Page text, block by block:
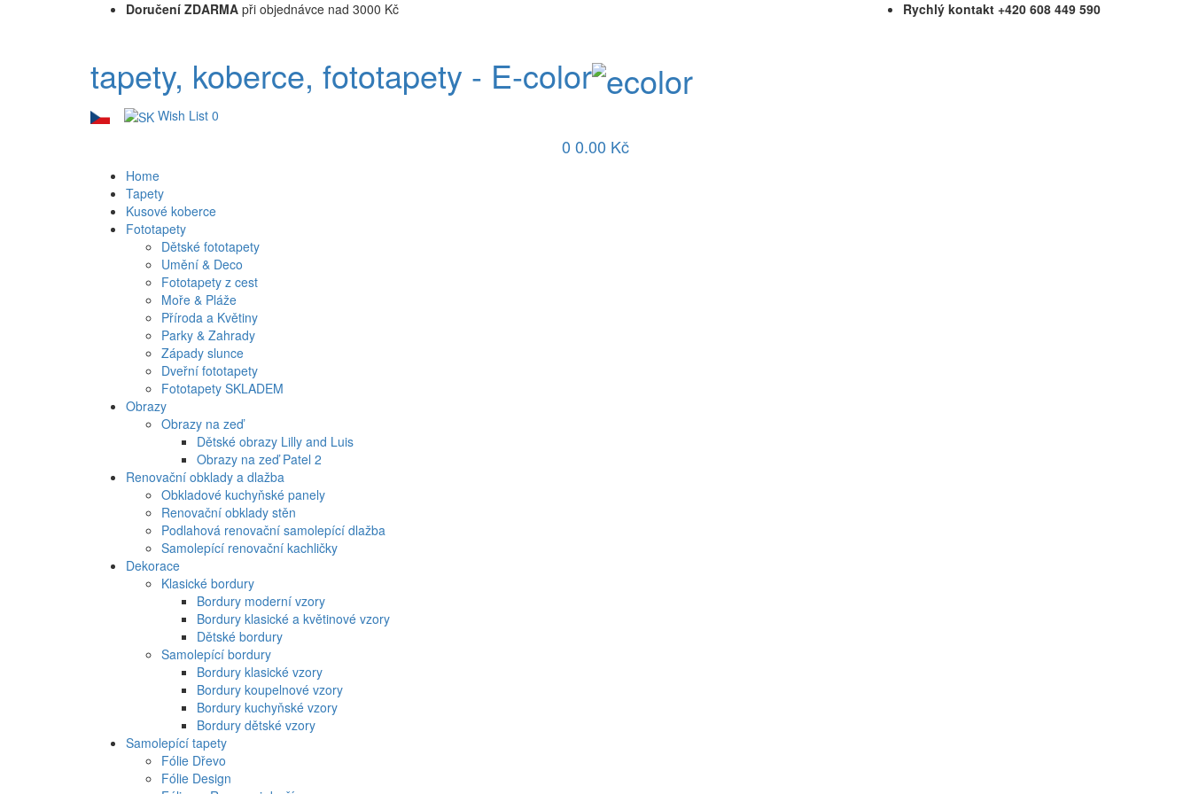
Doručení ZDARMA při objednávce nad 3000 Kč Rychlý kontakt +420 608 449 590
tapety, koberce, fototapety - E-color
Wish List 0
0 0.00 Kč
Home
Tapety
Kusové koberce
Fototapety
Dětské fototapety
Umění & Deco
Fototapety z cest
Moře & Pláže
Příroda a Květiny
Parky & Zahrady
Západy slunce
Dveřní fototapety
Fototapety SKLADEM
Obrazy
Obrazy na zeď
Dětské obrazy Lilly and Luis
Obrazy na zeď Patel 2
Renovační obklady a dlažba
Obkladové kuchyňské panely
Renovační obklady stěn
Podlahová renovační samolepící dlažba
Samolepící renovační kachličky
Dekorace
Klasické bordury
Bordury moderní vzory
Bordury klasické a květinové vzory
Dětské bordury
Samolepící bordury
Bordury klasické vzory
Bordury koupelnové vzory
Bordury kuchyňské vzory
Bordury dětské vzory
Samolepící tapety
Fólie Dřevo
Fólie Design